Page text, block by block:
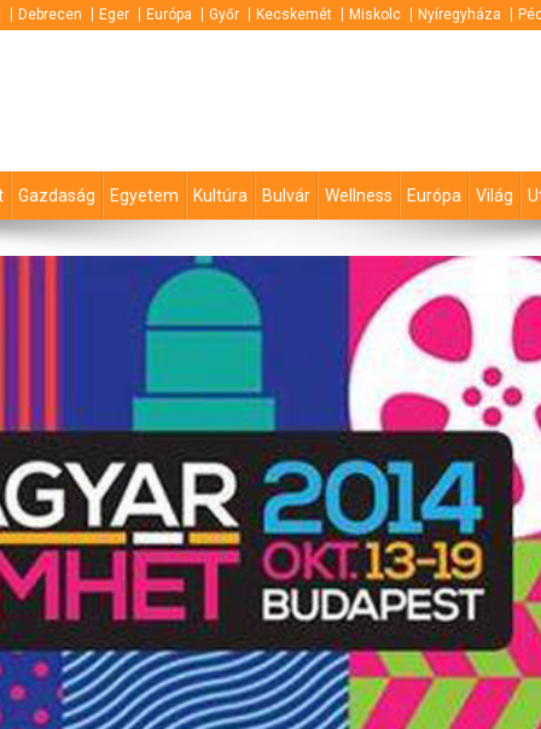
Debrecen Eger Európa Győr Kecskemét Miskolc Nyíregyháza
Gazdaság Egyetem Kultúra Bulvár Wellness Európa Világ